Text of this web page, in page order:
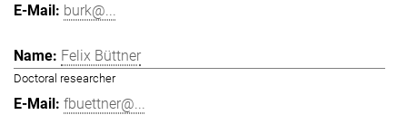
burk@...
Felix Büttner
Doctoral researcher
fbuettner@...